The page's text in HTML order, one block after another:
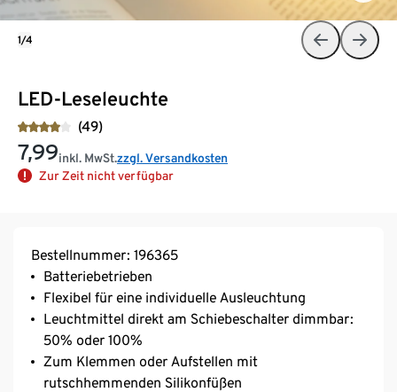
LED-Leseleuchte
(49)
7,99inkl. MwSt.zzgl. Versandkosten
Zur Zeit nicht verfügbar
1/4
Bestellnummer: 196365
Batteriebetrieben
Flexibel für eine individuelle Ausleuchtung
Leuchtmittel direkt am Schiebeschalter dimmbar:
50% oder 100%
Zum Klemmen oder Aufstellen mit
rutschhemmenden Silikonfüßen